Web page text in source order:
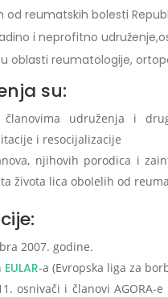
od reumatskih bolesti
i neprofitno
oblasti reumatologije,
su:
članovima udruženja i
i resocijalizacije
njihovih porodica i
života lica obolelih od
2007. godine.
EULAR-a (Evropska liga za
osnivači i članovi